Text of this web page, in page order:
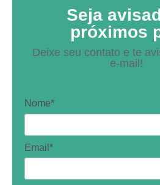
Seja
próximos
Deixe seu contato e te
e-mail!
Nome*
Email*